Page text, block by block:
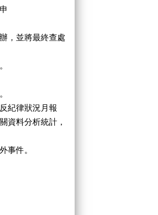
，並將最終查處
紀律狀況月報
資料分析統計，
事件。